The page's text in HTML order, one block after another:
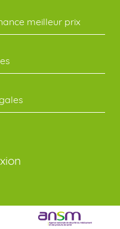
meilleur prix